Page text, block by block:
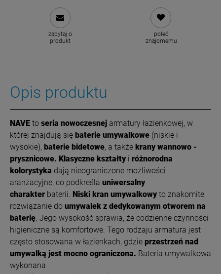
zapytaj o
produkt
poleć
znajomemu
Opis produktu
NAVE to seria nowoczesnej armatury łazienkowej, w
której znajdują się baterie umywalkowe (niskie i
wysokie), baterie bidetowe, a także krany wannowo -
prysznicowe. Klasyczne kształty i różnorodna
kolorystyka dają nieograniczone możliwości
aranżacyjne, co podkreśla uniwersalny
charakter baterii. Niski kran umywalkowy to znakomite
rozwiązanie do umywalek z dedykowanym otworem na
baterię . Jego wysokość sprawia, że codzienne czynności
higieniczne są komfortowe. Tego rodzaju armatura jest
często stosowana w łazienkach, gdzie przestrzeń nad
umywalką jest mocno ograniczona. Bateria umywalkowa
wykonana